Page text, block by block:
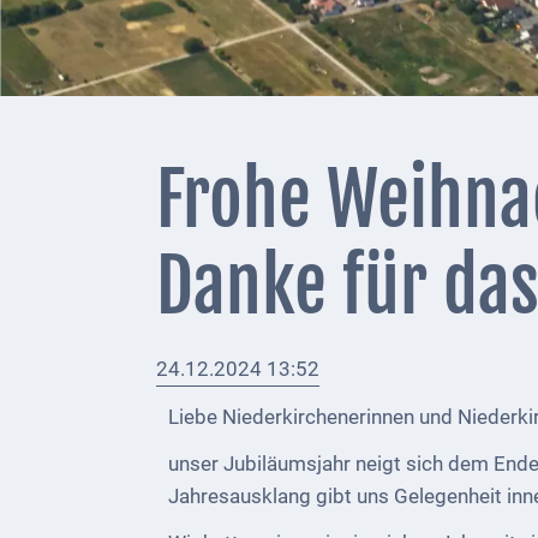
Feuerwehrmeldungen
Gottesdienste
Infrastruktur
Baumaßnahmen
Abfallentsorgung
Energieversorgung
Frohe
Danke für
24.12.2024 13:52
Liebe Niederkirchenerinnen und
unser Jubiläumsjahr neigt sich dem
Jahresausklang gibt uns Gelegenheit